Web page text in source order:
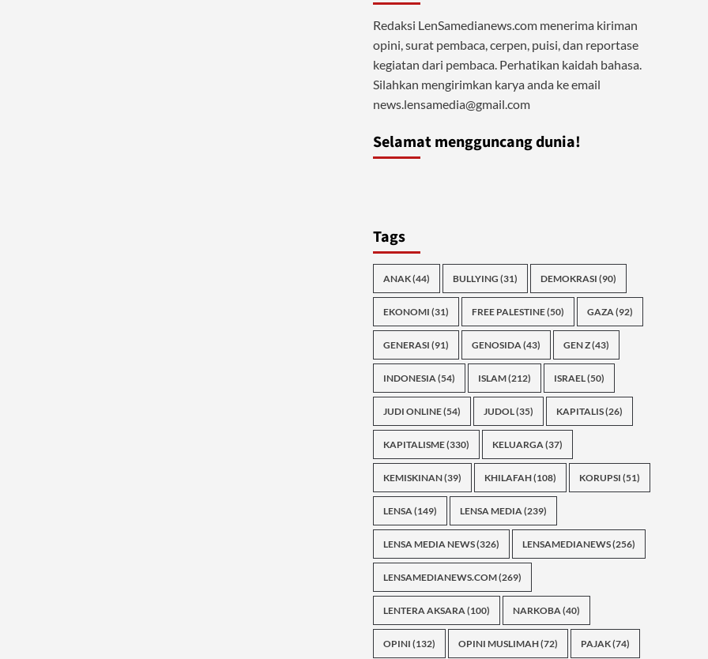
Redaksi LenSamedianews.com menerima kiriman
opini, surat pembaca, cerpen, puisi, dan reportase
kegiatan dari pembaca. Perhatikan kaidah bahasa.
Silahkan mengirimkan karya anda ke email
news.lensamedia@gmail.com
Selamat mengguncang dunia!
Tags
ANAK(44) BULLYING (31) DEMOKRASI (90)
EKONOMI (31) FREE PALESTINE(50) GAZA(92)
GENERASI (91) GENOSIDA(43) GEN Z(43)
INDONESIA(54) ISLAM(212) ISRAEL(50)
JUDI ONLINE(54) JUDOL(35) KAPITALIS(26)
KAPITALISME(330) KELUARGA(37)
KEMISKINAN(39) KHILAFAH(108) KORUPSI (51)
LENSA(149) LENSA MEDIA(239)
LENSA MEDIA NEWS(326) LENSAMEDIANEWS(256)
LENSAMEDIANEWS.COM(269)
LENTERA AKSARA(100) NARKOBA(40)
OPINI (132) OPINI MUSLIMAH(72) PAJAK(74)